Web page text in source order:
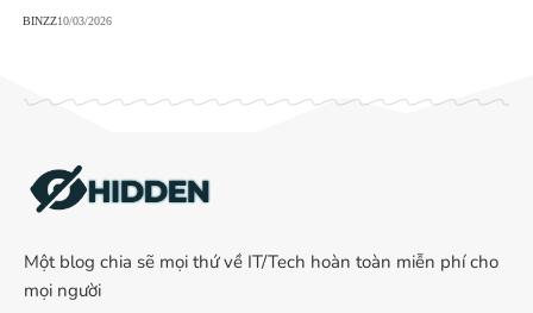
BINZZ10/03/2026
Một blog chia sẽ mọi thứ về IT/Tech hoàn toàn miễn phí cho
mọi người